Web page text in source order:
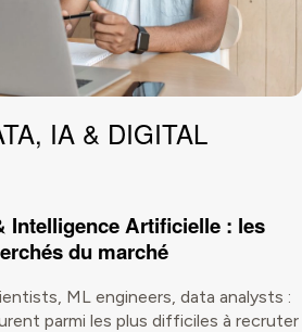
IA & DIGITAL
Intelligence Artificielle : les
du marché
ML engineers, data analysts :
parmi les plus difficiles à recruter